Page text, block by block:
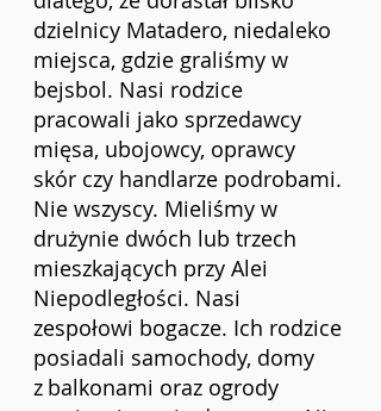
dzielnicy Matadero, niedaleko
miejsca, gdzie graliśmy w
bejsbol. Nasi rodzice
pracowali jako sprzedawcy
mięsa, ubojowcy, oprawcy
skór czy handlarze podrobami.
Nie wszyscy. Mieliśmy w
drużynie dwóch lub trzech
mieszkających przy Alei
Niepodległości. Nasi
zespołowi bogacze. Ich rodzice
posiadali samochody, domy
z balkonami oraz ogrody